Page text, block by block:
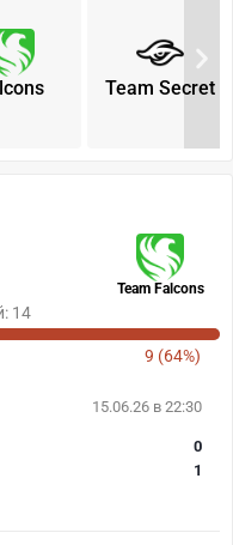
Team Secret
Team Falcons
14
9 (64%)
15.06.26 в 22:30
0
1